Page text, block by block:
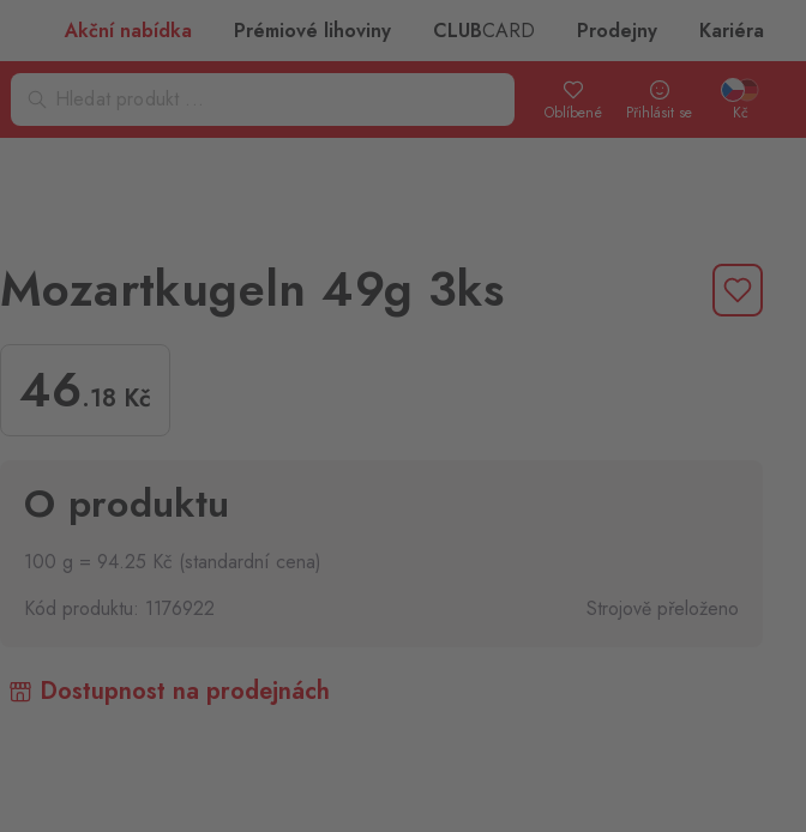
Akční nabídka Prémiové lihoviny CLUBCARD Prodejny Kariéra
Oblíbené Přihlásit se Kč
Mozartkugeln 49g 3ks
46.18 Kč
O produktu
100 g = 94.25 Kč (standardní cena)
Kód produktu: 1176922
Strojově přeloženo
Dostupnost na prodejnách